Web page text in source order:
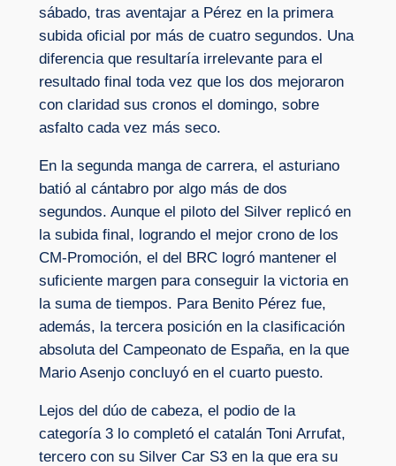
sábado, tras aventajar a Pérez en la primera
subida oficial por más de cuatro segundos. Una
diferencia que resultaría irrelevante para el
resultado final toda vez que los dos mejoraron
con claridad sus cronos el domingo, sobre
asfalto cada vez más seco.
En la segunda manga de carrera, el asturiano
batió al cántabro por algo más de dos
segundos. Aunque el piloto del Silver replicó en
la subida final, logrando el mejor crono de los
CM-Promoción, el del BRC logró mantener el
suficiente margen para conseguir la victoria en
la suma de tiempos. Para Benito Pérez fue,
además, la tercera posición en la clasificación
absoluta del Campeonato de España, en la que
Mario Asenjo concluyó en el cuarto puesto.
Lejos del dúo de cabeza, el podio de la
categoría 3 lo completó el catalán Toni Arrufat,
tercero con su Silver Car S3 en la que era su